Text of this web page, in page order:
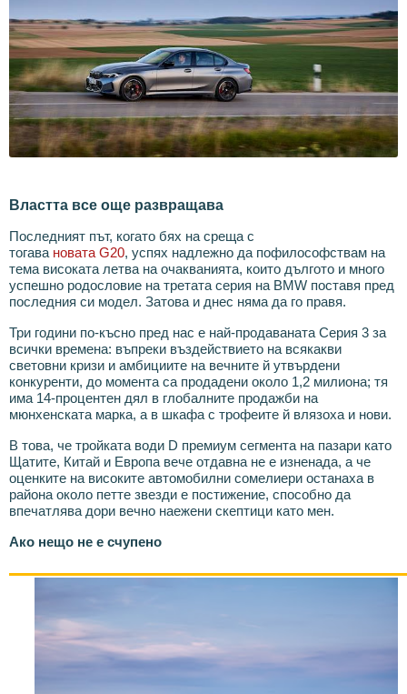
Властта все още развращава
Последният път, когато бях на среща с
тогава новата G20, успях надлежно да пофилософствам на
тема високата летва на очакванията, които дългото и много
успешно родословие на третата серия на BMW поставя пред
последния си модел. Затова и днес няма да го правя.
Три години по-късно пред нас е най-продаваната Серия 3 за
всички времена: въпреки въздействието на всякакви
световни кризи и амбициите на вечните й утвърдени
конкуренти, до момента са продадени около 1,2 милиона; тя
има 14-процентен дял в глобалните продажби на
мюнхенската марка, а в шкафа с трофеите й влязоха и нови.
В това, че тройката води D премиум сегмента на пазари като
Щатите, Китай и Европа вече отдавна не е изненада, а че
оценките на високите автомобилни сомелиери останаха в
района около петте звезди е постижение, способно да
впечатлява дори вечно наежени скептици като мен.
Ако нещо не е счупено